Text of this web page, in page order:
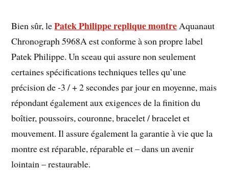
Bien sûr, lePatek Philippe replique montreAquanaut
Chronograph 5968A est conforme à son propre label
Patek Philippe. Un sceau qui assure non seulement
certaines spécifications techniques telles qu’une
précision de -3 / + 2 secondes par jour en moyenne, mais
répondant également aux exigences de la finition du
boîtier, poussoirs, couronne, bracelet / bracelet et
mouvement. Il assure également la garantie à vie que la
montre est réparable, réparable et – dans un avenir
lointain – restaurable.